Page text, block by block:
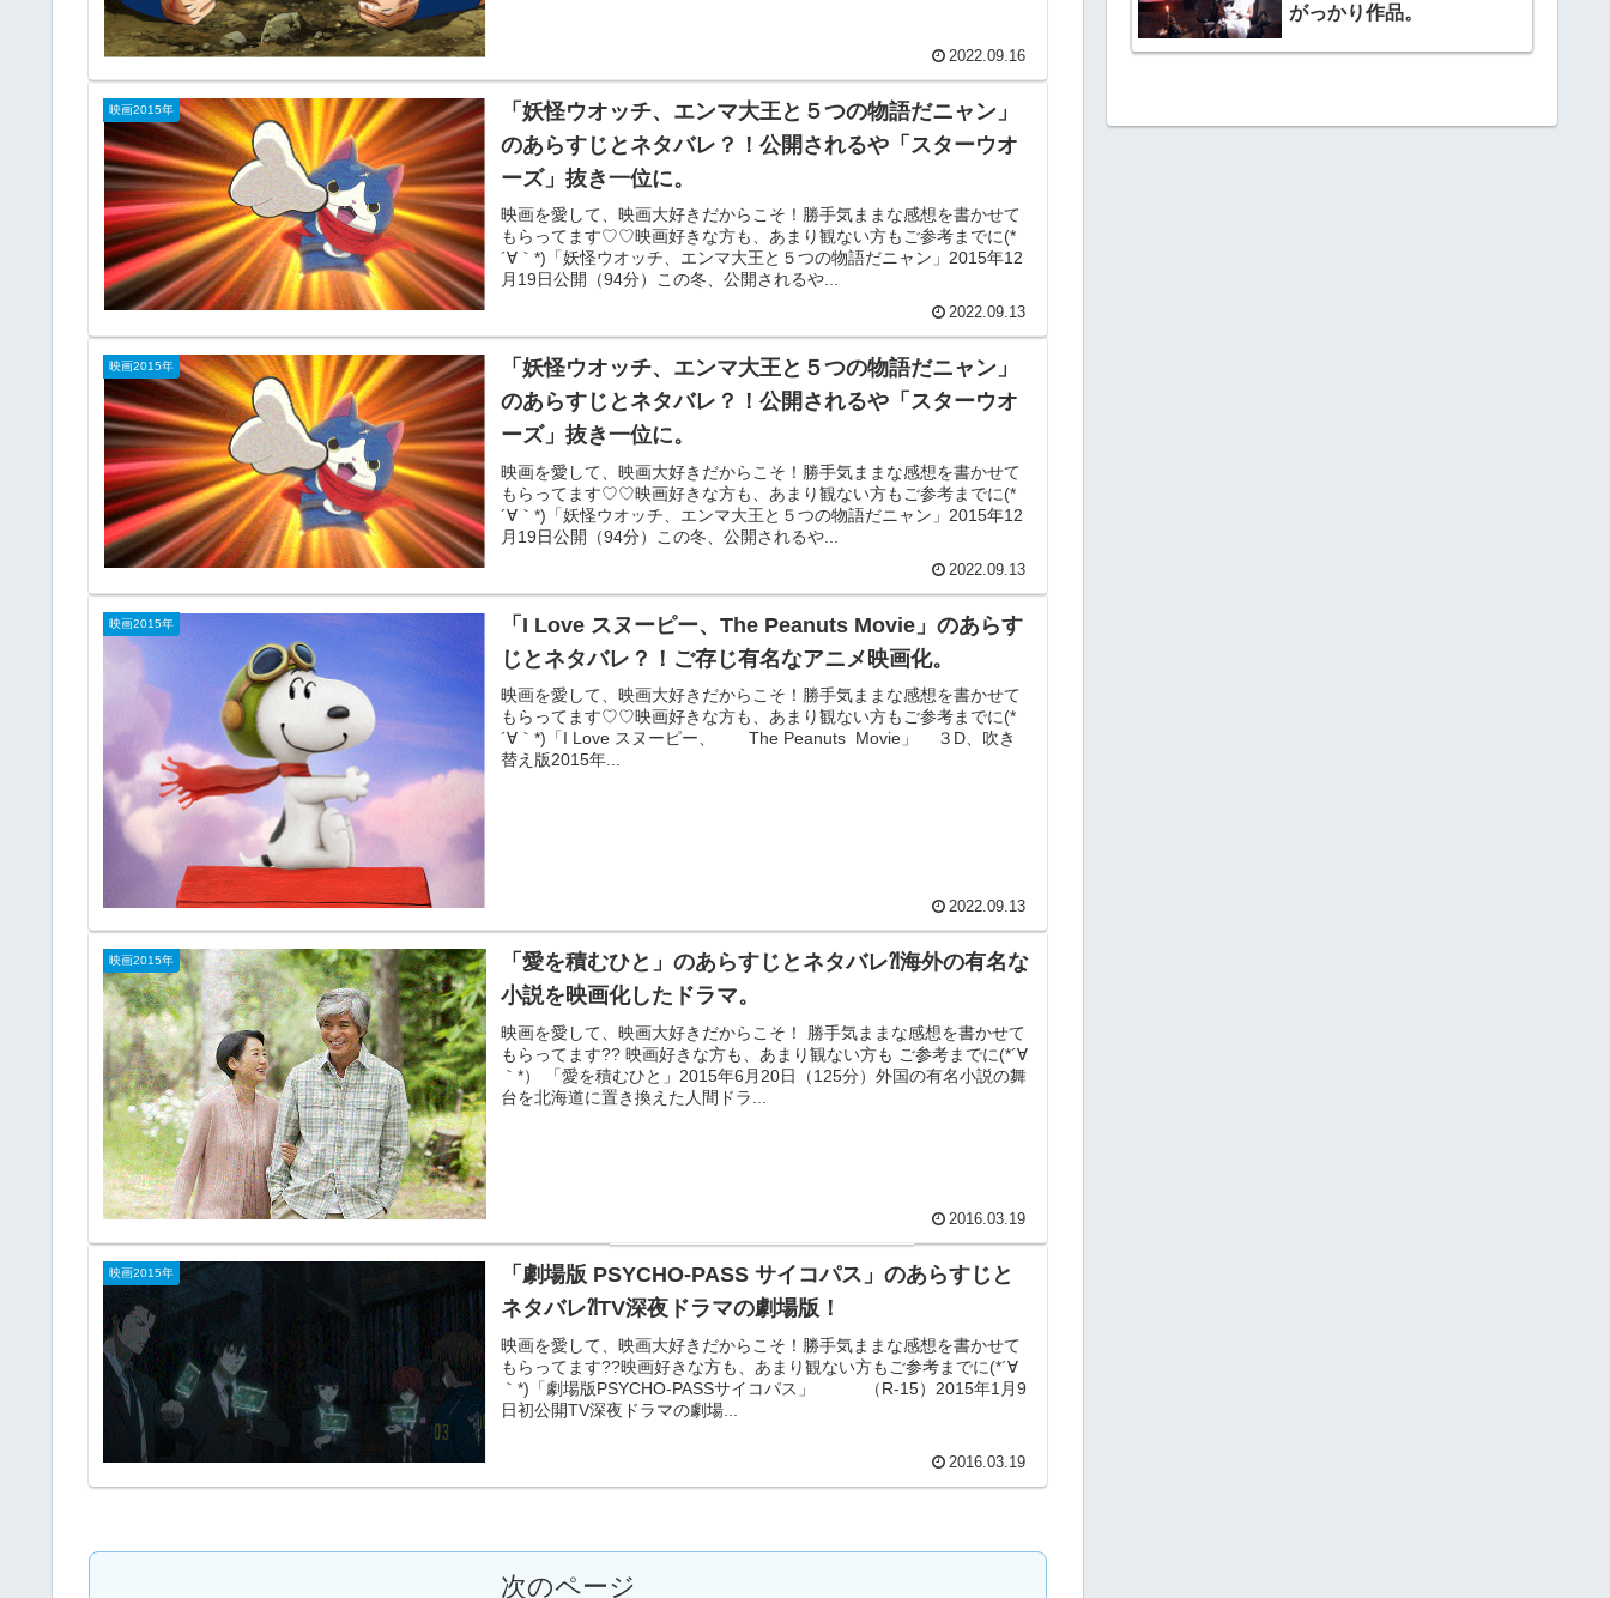
2022.09.16
映画2015年
「妖怪ウオッチ、エンマ大王と５つの物語だニャン」
のあらすじとネタバレ？！公開されるや「スターウオ
ーズ」抜き一位に。
映画を愛して、映画大好きだからこそ！勝手気ままな感想を書かせて
もらってます♡♡映画好きな方も、あまり観ない方もご参考までに(*
´∀｀*)「妖怪ウオッチ、エンマ大王と５つの物語だニャン」2015年12
月19日公開（94分）この冬、公開されるや...
2022.09.13
映画2015年
「妖怪ウオッチ、エンマ大王と５つの物語だニャン」
のあらすじとネタバレ？！公開されるや「スターウオ
ーズ」抜き一位に。
映画を愛して、映画大好きだからこそ！勝手気ままな感想を書かせて
もらってます♡♡映画好きな方も、あまり観ない方もご参考までに(*
´∀｀*)「妖怪ウオッチ、エンマ大王と５つの物語だニャン」2015年12
月19日公開（94分）この冬、公開されるや...
2022.09.13
映画2015年
「I Love スヌーピー、The Peanuts Movie」のあらす
じとネタバレ？！ご存じ有名なアニメ映画化。
映画を愛して、映画大好きだからこそ！勝手気ままな感想を書かせて
もらってます♡♡映画好きな方も、あまり観ない方もご参考までに(*
´∀｀*)「I Love スヌーピー、 The Peanuts Movie」 ３D、吹き
替え版2015年...
2022.09.13
映画2015年
「愛を積むひと」のあらすじとネタバレ⁈海外の有名な
小説を映画化したドラマ。
映画を愛して、映画大好きだからこそ！ 勝手気ままな感想を書かせて
もらってます?? 映画好きな方も、あまり観ない方も ご参考までに(*´∀
｀*） 「愛を積むひと」2015年6月20日（125分）外国の有名小説の舞
台を北海道に置き換えた人間ドラ...
2016.03.19
映画2015年
「劇場版 PSYCHO-PASS サイコパス」のあらすじと
ネタバレ⁈TV深夜ドラマの劇場版！
映画を愛して、映画大好きだからこそ！勝手気ままな感想を書かせて
もらってます??映画好きな方も、あまり観ない方もご参考までに(*´∀
｀*)「劇場版PSYCHO-PASSサイコパス」 （R-15）2015年1月9
日初公開TV深夜ドラマの劇場...
2016.03.19
次のページ
がっかり作品。